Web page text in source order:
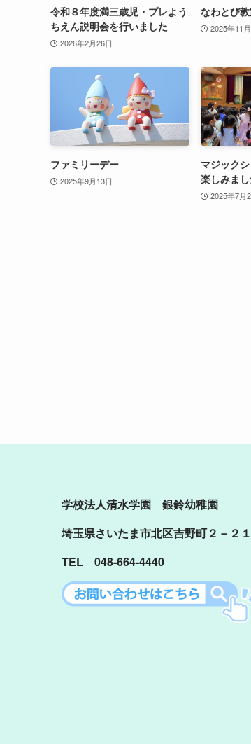
令和８年度満三歳児・プレよう
ちえん説明会を行いました
2026年2月26日
なわとび
2025年11
ファミリーデー
2025年9月13日
マジック
楽しみま
2025年7月
学校法人清水学園 銀鈴幼稚園
埼玉県さいたま市北区吉野町２－２
TEL 048-664-4440